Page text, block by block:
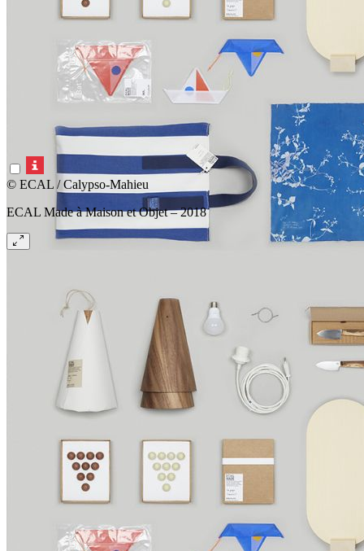
© ECAL / Calypso-Mahieu
ECAL Made à Maison et Objet – 2018